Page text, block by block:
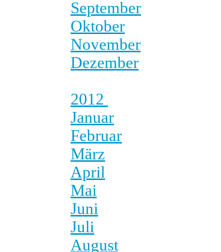
September
Oktober
November
Dezember
2012
Januar
Februar
März
April
Mai
Juni
Juli
August